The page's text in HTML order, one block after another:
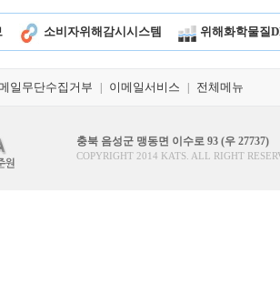
소비자위해감시시스템 위해화학물질
일무단수집거부 이메일서비스 전체메뉴
충북 음성군 맹동면 이수로 93 (우 27737)
COPYRIGHT 2014 KATS. ALL RIGHT